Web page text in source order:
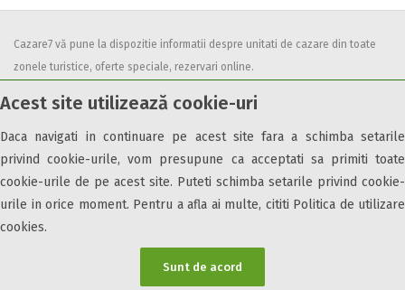
Acest site utilizează cookie-uri
Daca navigati in continuare pe acest site fara a schimba setarile
privind cookie-urile, vom presupune ca acceptati sa primiti toate
cookie-urile de pe acest site. Puteti schimba setarile privind cookie-
urile in orice moment. Pentru a afla ai multe, cititi Politica de utilizare
cookies.
Sunt de acord
Cazare7 vă pune la dispozitie informatii despre unitati de cazare din toate
zonele turistice, oferte speciale, rezervari online.
condițiile de utilizare.
Informații utile Parteneri Cazare7